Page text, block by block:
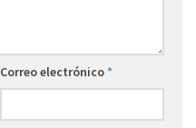
Correo electrónico*